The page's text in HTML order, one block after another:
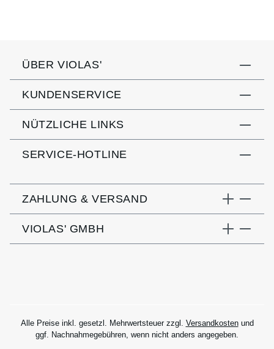
ÜBER VIOLAS'
KUNDENSERVICE
NÜTZLICHE LINKS
SERVICE-HOTLINE
ZAHLUNG & VERSAND
VIOLAS' GMBH
Alle Preise inkl. gesetzl. Mehrwertsteuer zzgl. Versandkostenund
ggf. Nachnahmegebühren, wenn nicht anders angegeben.